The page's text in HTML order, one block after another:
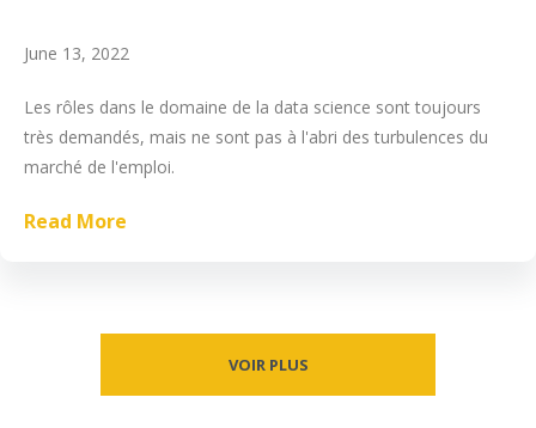
June 13, 2022
Les rôles dans le domaine de la data science sont toujours
très demandés, mais ne sont pas à l'abri des turbulences du
marché de l'emploi.
Read More
VOIR PLUS